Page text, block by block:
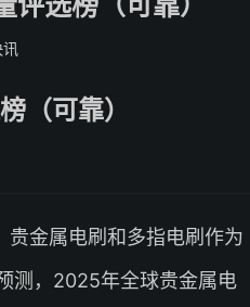
（可靠）
贵金属电刷和多指电刷作为
测，2025年全球贵金属电